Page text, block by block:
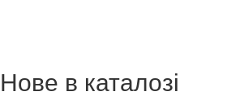
Нове в каталозі